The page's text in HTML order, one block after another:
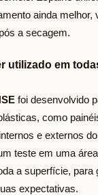
ainda melhor,
a secagem.
utilizado em
foi desenvolvido
como
e externos
teste em uma
a superfície, para
expectativas.